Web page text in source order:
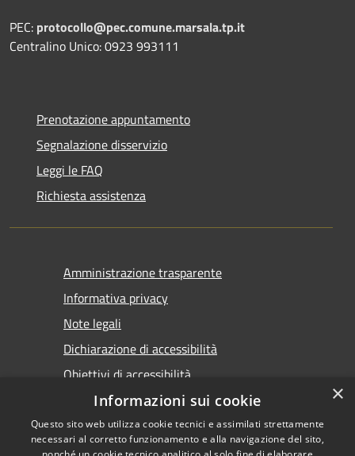
PEC: protocollo@pec.comune.marsala.tp.it
Centralino Unico: 0923 993111
Prenotazione appuntamento
Segnalazione disservizio
Leggi le FAQ
Richiesta assistenza
Amministrazione trasparente
Informativa privacy
Note legali
Dichiarazione di accessibilità
Obiettivi di accessibilità
×
Informazioni sui cookie
Questo sito web utilizza cookie tecnici e assimilati strettamente
necessari al corretto funzionamento e alla navigazione del sito,